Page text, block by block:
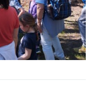
0
3
1
7
_
1
4